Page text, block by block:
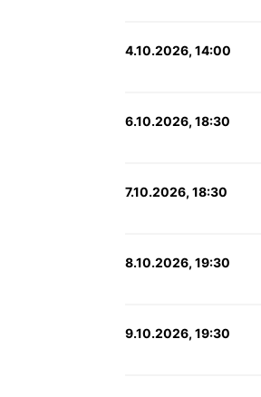
4.10.2026, 14:00
6.10.2026, 18:30
7.10.2026, 18:30
8.10.2026, 19:30
9.10.2026, 19:30